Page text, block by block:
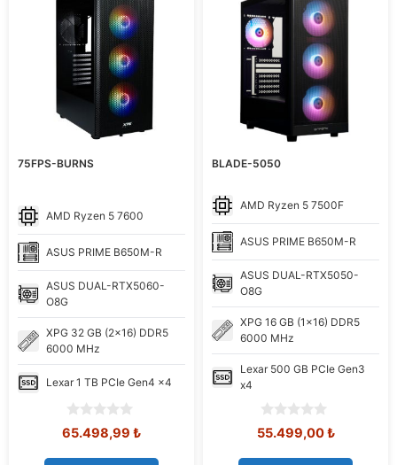
75FPS-BURNS
AMD Ryzen 5 7600
ASUS PRIME B650M-R
ASUS DUAL-RTX5060-
O8G
XPG 32 GB (2x16) DDR5
6000 MHz
Lexar 1 TB PCIe Gen4 x4
0
o
u
Orijinal
65.498,99 ₺Şu
BLADE-5050
AMD Ryzen 5 7500F
ASUS PRIME B650M-R
ASUS DUAL-RTX5050-
O8G
XPG 16 GB (1x16) DDR5
6000 MHz
Lexar 500 GB PCIe Gen3
x4
0
o
u
Orijinal
55.499,00₺Şu